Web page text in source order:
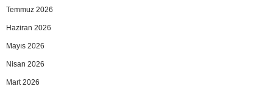
Temmuz 2026
Haziran 2026
Mayıs 2026
Nisan 2026
Mart 2026